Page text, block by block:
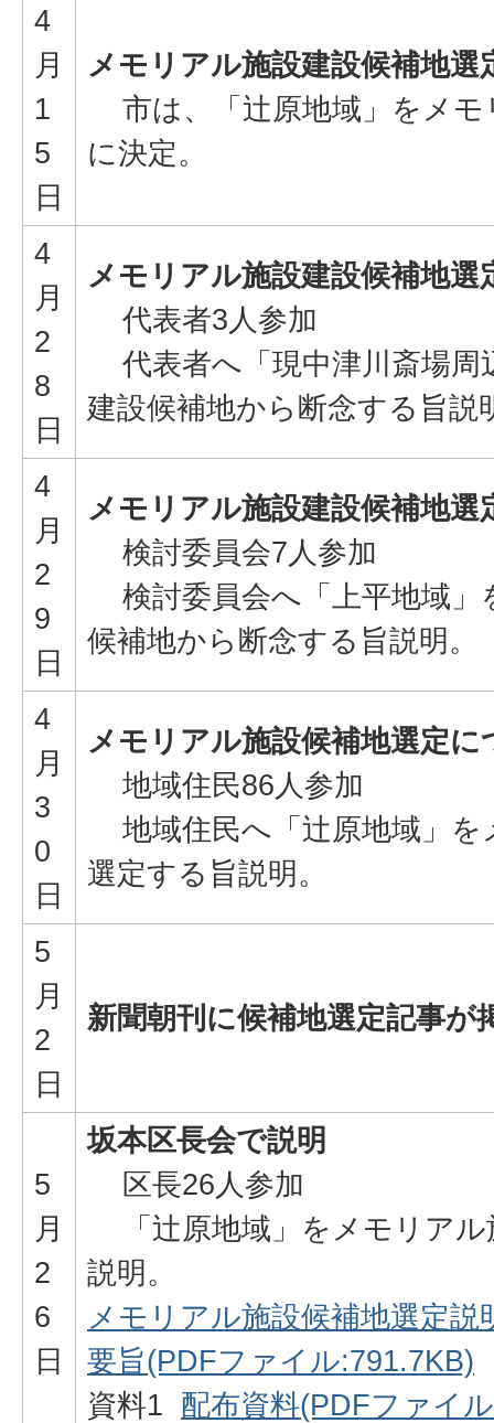
4
月
1
5
日
メモリアル施設建設候補地選
市は、「辻原地域」をメモ
に決定。
4
月
2
8
日
メモリアル施設建設候補地選
代表者3人参加
代表者へ「現中津川斎場周
建設候補地から断念する旨説
4
月
2
9
日
メモリアル施設建設候補地選
検討委員会7人参加
検討委員会へ「上平地域」
候補地から断念する旨説明。
4
月
3
0
日
メモリアル施設候補地選定に
地域住民86人参加
地域住民へ「辻原地域」を
選定する旨説明。
5
月
2
日
新聞朝刊に候補地選定記事が
5
月
2
6
日
坂本区長会で説明
区長26人参加
「辻原地域」をメモリアル
説明。
メモリアル施設候補地選定説
要旨(PDFファイル:791.7KB)
資料1 配布資料(PDFファイ